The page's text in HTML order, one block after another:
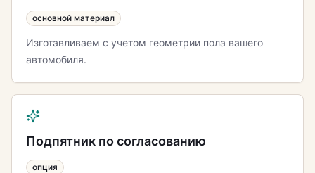
основной материал
Изготавливаем с учетом геометрии пола вашего
автомобиля.
Подпятник по согласованию
опция